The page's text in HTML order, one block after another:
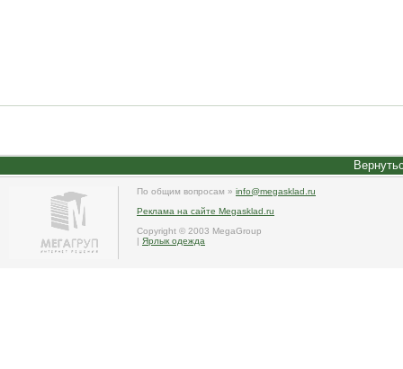
По общим вопросам » info@megasklad.ru
Реклама на сайте Megasklad.ru
Copyright © 2003 MegaGroup
| Ярлык одежда